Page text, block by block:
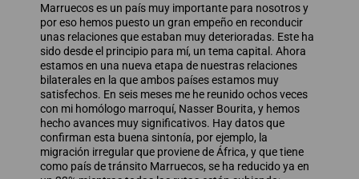
Marruecos es un país muy importante para nosotros y
por eso hemos puesto un gran empeño en reconducir
unas relaciones que estaban muy deterioradas. Este ha
sido desde el principio para mí, un tema capital. Ahora
estamos en una nueva etapa de nuestras relaciones
bilaterales en la que ambos países estamos muy
satisfechos. En seis meses me he reunido ochos veces
con mi homólogo marroquí, Nasser Bourita, y hemos
hecho avances muy significativos. Hay datos que
confirman esta buena sintonía, por ejemplo, la
migración irregular que proviene de África, y que tiene
como país de tránsito Marruecos, se ha reducido ya en